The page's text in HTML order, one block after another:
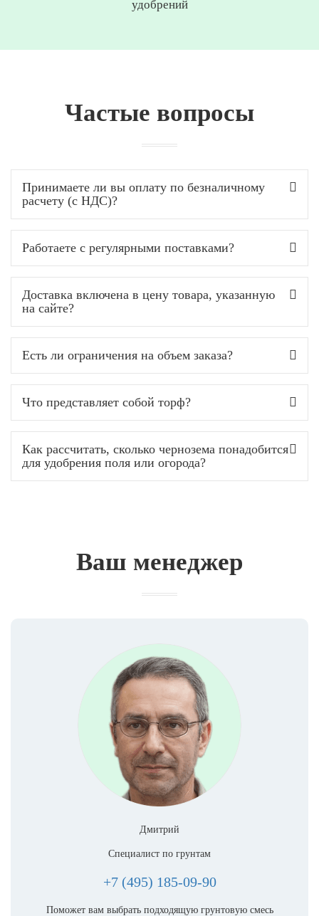
удобрений
Частые вопросы
Принимаете ли вы оплату по безналичному
расчету (с НДС)?
Работаете с регулярными поставками?
Доставка включена в цену товара, указанную
на сайте?
Есть ли ограничения на объем заказа?
Что представляет собой торф?
Как рассчитать, сколько чернозема понадобится
для удобрения поля или огорода?
Ваш менеджер
Дмитрий
Специалист по грунтам
+7 (495) 185-09-90
Поможет вам выбрать подходящую грунтовую смесь